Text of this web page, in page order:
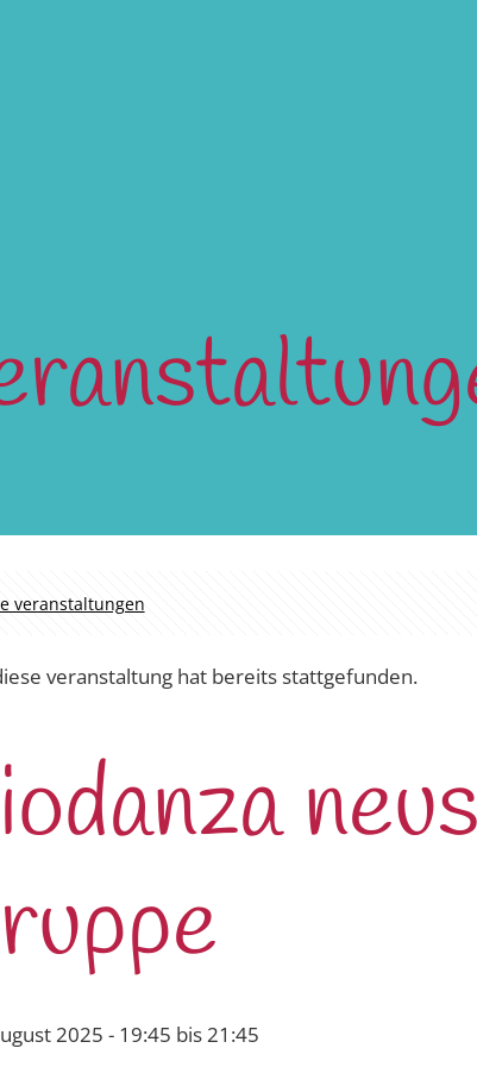
veranstaltungen
veranstaltung hat bereits stattgefunden.
2025 - 19:45 bis21:45